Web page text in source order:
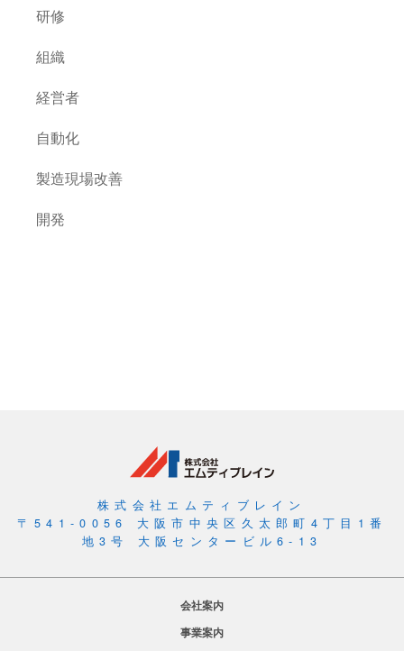
研修
組織
経営者
自動化
製造現場改善
開発
株式会社エムティブレイン
〒541-0056 大阪市中央区久太郎町4丁目1番
地3号 大阪センタービル6-13
会社案内
事業案内